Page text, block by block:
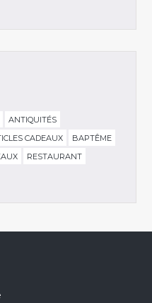
ANTIQUITÉS
CADEAUX
BAPTÊME
RESTAURANT